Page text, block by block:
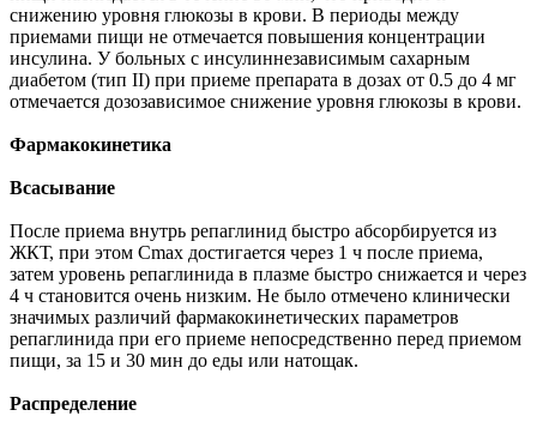
снижению уровня глюкозы в крови. В периоды между
приемами пищи не отмечается повышения концентрации
инсулина. У больных с инсулиннезависимым сахарным
диабетом (тип II) при приеме препарата в дозах от 0.5 до 4 мг
отмечается дозозависимое снижение уровня глюкозы в крови.
Фармакокинетика
Всасывание
После приема внутрь репаглинид быстро абсорбируется из
ЖКТ, при этом Cmax достигается через 1 ч после приема,
затем уровень репаглинида в плазме быстро снижается и через
4 ч становится очень низким. Не было отмечено клинически
значимых различий фармакокинетических параметров
репаглинида при его приеме непосредственно перед приемом
пищи, за 15 и 30 мин до еды или натощак.
Распределение